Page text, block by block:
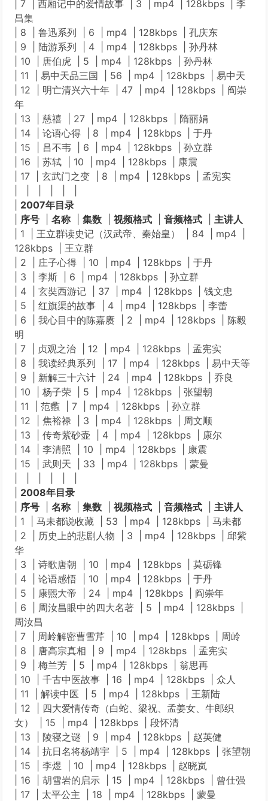
| 7 | 西厢记中的爱情故事 | 3 | mp4 | 128kbps | 李
昌集
| 8 | 鲁迅系列 | 6 | mp4 | 128kbps | 孔庆东
| 9 | 陆游系列 | 4 | mp4 | 128kbps | 孙丹林
| 10 | 唐伯虎 | 5 | mp4 | 128kbps | 孙丹林
| 11 | 易中天品三国 | 56 | mp4 | 128kbps | 易中天
| 12 | 明亡清兴六十年 | 47 | mp4 | 128kbps | 阎崇
年
| 13 | 慈禧 | 27 | mp4 | 128kbps | 隋丽娟
| 14 | 论语心得 | 8 | mp4 | 128kbps | 于丹
| 15 | 吕不韦 | 6 | mp4 | 128kbps | 孙立群
| 16 | 苏轼 | 10 | mp4 | 128kbps | 康震
| 17 | 玄武门之变 | 8 | mp4 | 128kbps | 孟宪实
2007年目录
序号 名称 集数 视频格式 音频格式
主讲人
| 1 | 王立群读史记（汉武帝、秦始皇） | 84 | mp4 |
128kbps | 王立群
| 2 | 庄子心得 | 10 | mp4 | 128kbps | 于丹
| 3 | 李斯 | 6 | mp4 | 128kbps | 孙立群
| 4 | 玄奘西游记 | 37 | mp4 | 128kbps | 钱文忠
| 5 | 红旗渠的故事 | 4 | mp4 | 128kbps | 李蕾
| 6 | 我心目中的陈嘉赓 | 2 | mp4 | 128kbps | 陈毅
明
| 7 | 贞观之治 | 12 | mp4 | 128kbps | 孟宪实
| 8 | 我读经典系列 | 17 | mp4 | 128kbps | 易中天等
| 9 | 新解三十六计 | 24 | mp4 | 128kbps | 乔良
| 10 | 杨子荣 | 5 | mp4 | 128kbps | 张望朝
| 11 | 范蠡 | 7 | mp4 | 128kbps | 孙立群
| 12 | 焦裕禄 | 3 | mp4 | 128kbps | 周文顺
| 13 | 传奇紫砂壶 | 4 | mp4 | 128kbps | 康尔
| 14 | 李清照 | 10 | mp4 | 128kbps | 康震
| 15 | 武则天 | 33 | mp4 | 128kbps | 蒙曼
2008年目录
序号 名称 集数 视频格式 音频格式
主讲人
| 1 | 马未都说收藏 | 53 | mp4 | 128kbps | 马未都
| 2 | 历史上的悲剧人物 | 3 | mp4 | 128kbps | 邱紫
华
| 3 | 诗歌唐朝 | 10 | mp4 | 128kbps | 莫砺锋
| 4 | 论语感悟 | 10 | mp4 | 128kbps | 于丹
| 5 | 康熙大帝 | 24 | mp4 | 128kbps | 阎崇年
| 6 | 周汝昌眼中的四大名著 | 5 | mp4 | 128kbps |
周汝昌
| 7 | 周岭解密曹雪芹 | 10 | mp4 | 128kbps | 周岭
| 8 | 唐高宗真相 | 9 | mp4 | 128kbps | 孟宪实
| 9 | 梅兰芳 | 5 | mp4 | 128kbps | 翁思再
| 10 | 千古中医故事 | 16 | mp4 | 128kbps | 众人
| 11 | 解读中医 | 5 | mp4 | 128kbps | 王新陆
| 12 | 四大爱情传奇（白蛇、梁祝、孟姜女、牛郎织
女） | 15 | mp4 | 128kbps | 段怀清
| 13 | 陵寝之谜 | 9 | mp4 | 128kbps | 赵英健
| 14 | 抗日名将杨靖宇 | 5 | mp4 | 128kbps | 张望朝
| 15 | 李煜 | 10 | mp4 | 128kbps | 赵晓岚
| 16 | 胡雪岩的启示 | 15 | mp4 | 128kbps | 曾仕强
| 17 | 太平公主 | 18 | mp4 | 128kbps | 蒙曼